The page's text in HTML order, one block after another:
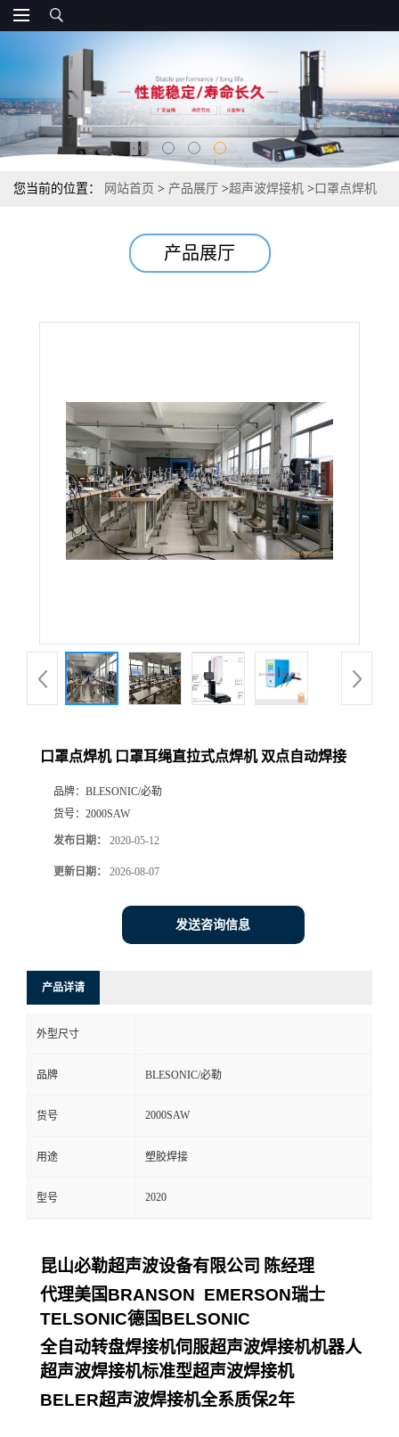
您当前的位置： 网站首页 > 产品展厅 >超声波焊接机 > 口罩点焊机
产品展厅
口罩点焊机 口罩耳绳直拉式点焊机 双点自动焊接
品牌： BLESONIC/必勒
货号： 2000SAW
发布日期： 2020-05-12
更新日期： 2026-08-07
发送咨询信息
产品详请
外型尺寸
品牌 BLESONIC/必勒
货号 2000SAW
用途 塑胶焊接
型号 2020
昆山必勒超声波设备有限公司 陈经理
代理美国BRANSON EMERSON瑞士
TELSONIC德国BELSONIC
全自动转盘焊接机伺服超声波焊接机机器人
超声波焊接机标准型超声波焊接机
BELER超声波焊接机全系质保2年